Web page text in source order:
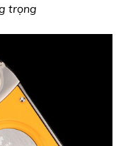
trọng